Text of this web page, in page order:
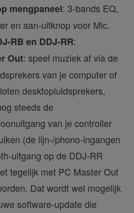
mengpaneel: 3-bands EQ,
en aan-uitknop voor Mic.
RB en DDJ-RR:
Out: speel muziek af via de
van je computer of
desktopluidsprekers,
steeds de
van je controller
(de lijn-/phono-ingangen
uitgang op de DDJ-RR
tegelijk met PC Master Out
Dat wordt wel mogelijk
software-update die